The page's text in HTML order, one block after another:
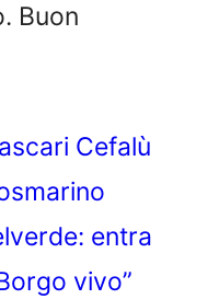
Buon
Cefalù
entra
vivo”